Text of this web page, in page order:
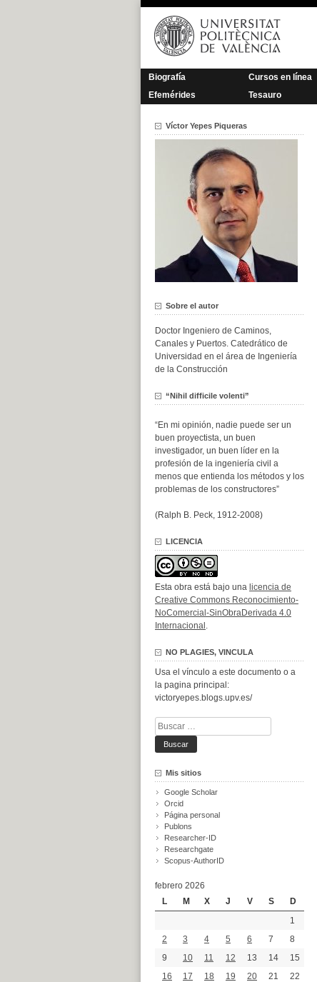
Saltar
contenido
Biografía Cursos en línea
Efemérides
Tesauro
Víctor Yepes Piqueras
Sobre el autor
Doctor Ingeniero de Caminos,
Canales y Puertos. Catedrático de
Universidad en el área de Ingeniería
de la Construcción
“Nihil difficile volenti”
“En mi opinión, nadie puede ser un
buen proyectista, un buen
investigador, un buen líder en la
profesión de la ingeniería civil a
menos que entienda los métodos y los
problemas de los constructores”
(Ralph B. Peck, 1912-2008)
LICENCIA
Esta obra está bajo una licencia de
Creative Commons Reconocimiento-
NoComercial-SinObraDerivada 4.0
Internacional .
NO PLAGIES, VINCULA
Usa el vínculo a este documento o a
la pagina principal:
victoryepes.blogs.upv.es/
Buscar:
Mis sitios
Google Scholar
Orcid
Página personal
Publons
Researcher-ID
Researchgate
Scopus-AuthorID
febrero 2026
L
M X J V S
D
1
2
3 4 5 6 7
8
9
10 11 12 13 14
15
16
17 18 19 20 21
22